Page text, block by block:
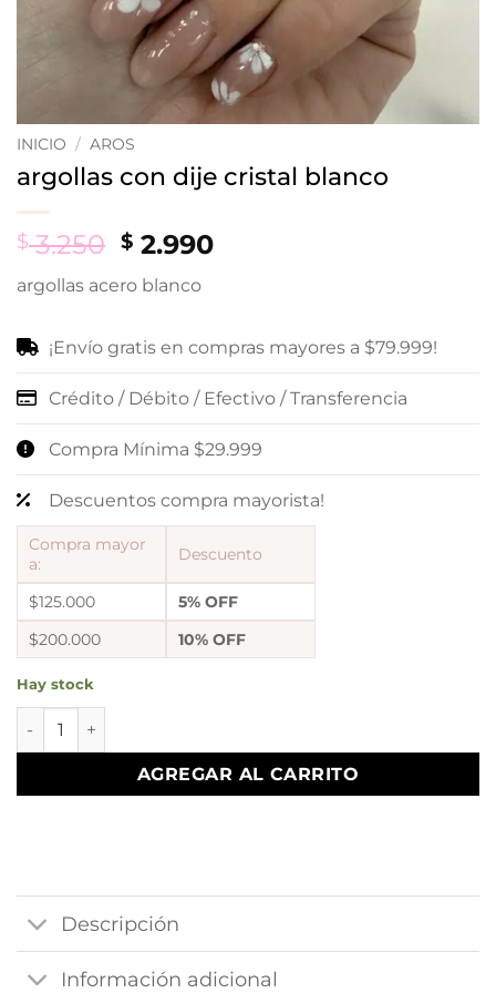
INICIO / AROS
argollas con dije cristal blanco
$3.250 Original
was:
$ 2.990Current
argollas acero blanco
¡Envío gratis en compras mayores a $79.999!
Crédito / Débito / Efectivo / Transferencia
Compra Mínima $29.999
Descuentos compra mayorista!
Compra mayor
a:
Descuento
$125.000
5% OFF
$200.000
10% OFF
Hay stock
argollas con dije cristal blanco cantidad
AGREGAR AL CARRITO
Descripción
Información adicional